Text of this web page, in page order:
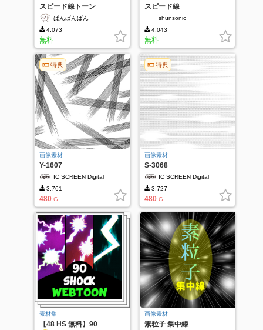
スピード線トーン
ぱんぱんぱん
4,073
無料
スピード線
shunsonic
4,043
無料
特典
画像素材
Y-1607
IC SCREEN Digital
3,761
480 G
特典
画像素材
S-3068
IC SCREEN Digital
3,727
480 G
素材集
【48 HS 無料】90
画像素材
素粒子 集中線